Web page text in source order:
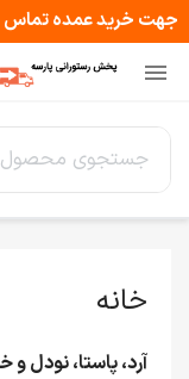
جهت خرید عمده تماس

خانه
آرد، پاستا، نودل و